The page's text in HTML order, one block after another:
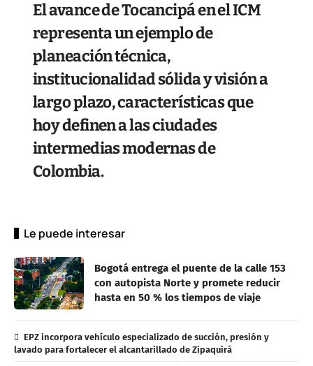
El avance de Tocancipá en el ICM
representa un ejemplo de
planeación técnica,
institucionalidad sólida y visión a
largo plazo, características que
hoy definen a las ciudades
intermedias modernas de
Colombia.
Le puede interesar
Bogotá entrega el puente de la calle 153
con autopista Norte y promete reducir
hasta en 50 % los tiempos de viaje
EPZ incorpora vehículo especializado de succión, presión y
lavado para fortalecer el alcantarillado de Zipaquirá